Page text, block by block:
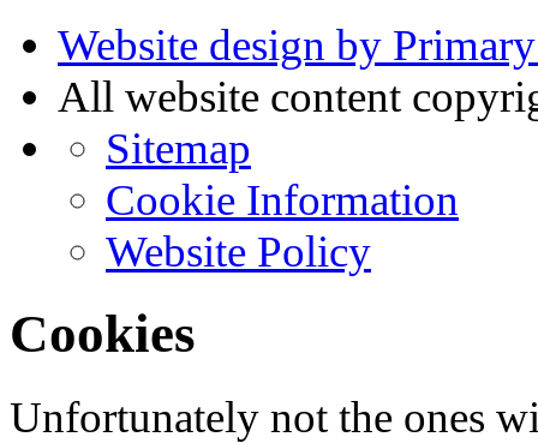
Website design by
All website content
Sitemap
Cookie Information
Website Policy
Cookies
Unfortunately not the ones